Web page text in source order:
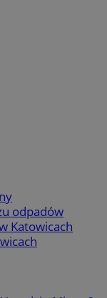
odpadów
Katowicach